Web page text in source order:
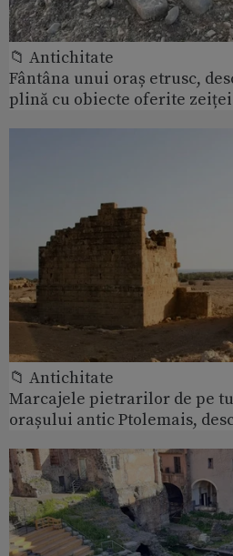
📁 Antichitate
Fântâna unui oraș etrusc,
plină cu obiecte oferite
📁 Antichitate
Marcajele pietrarilor de pe
orașului antic Ptolemais,